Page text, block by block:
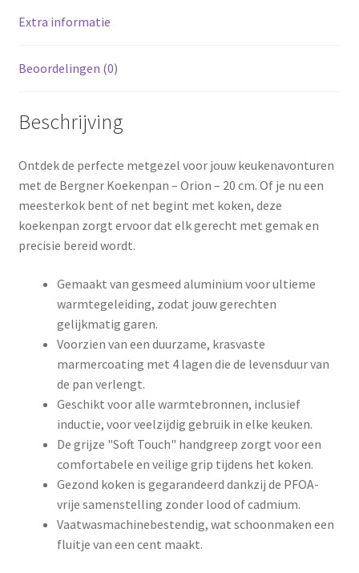
Extra informatie
Beoordelingen (0)
Beschrijving
Ontdek de perfecte metgezel voor jouw keukenavonturen
met de Bergner Koekenpan – Orion – 20 cm. Of je nu een
meesterkok bent of net begint met koken, deze
koekenpan zorgt ervoor dat elk gerecht met gemak en
precisie bereid wordt.
Gemaakt van gesmeed aluminium voor ultieme
warmtegeleiding, zodat jouw gerechten
gelijkmatig garen.
Voorzien van een duurzame, krasvaste
marmercoating met 4 lagen die de levensduur van
de pan verlengt.
Geschikt voor alle warmtebronnen, inclusief
inductie, voor veelzijdig gebruik in elke keuken.
De grijze "Soft Touch" handgreep zorgt voor een
comfortabele en veilige grip tijdens het koken.
Gezond koken is gegarandeerd dankzij de PFOA-
vrije samenstelling zonder lood of cadmium.
Vaatwasmachinebestendig, wat schoonmaken een
fluitje van een cent maakt.